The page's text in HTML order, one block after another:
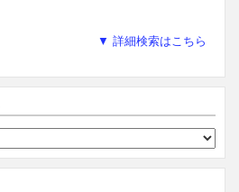
▼ 詳細検索はこちら